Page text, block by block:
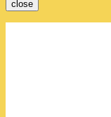
close